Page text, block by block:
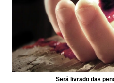
Será livrado das